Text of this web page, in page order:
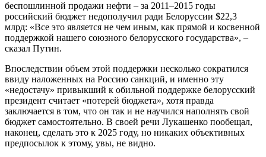
беспошлинной продажи нефти – за 2011–2015 годы
российский бюджет недополучил ради Белоруссии $22,3
млрд: «Все это является не чем иным, как прямой и косвенной
поддержкой нашего союзного белорусского государства», –
сказал Путин.
Впоследствии объем этой поддержки несколько сократился
ввиду наложенных на Россию санкций, и именно эту
«недостачу» привыкший к обильной поддержке белорусский
президент считает «потерей бюджета», хотя правда
заключается в том, что он так и не научился наполнять свой
бюджет самостоятельно. В своей речи Лукашенко пообещал,
наконец, сделать это к 2025 году, но никаких объективных
предпосылок к этому, увы, не видно.